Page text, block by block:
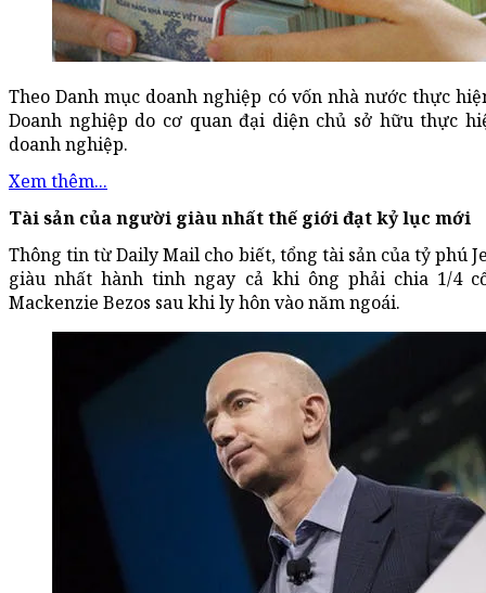
Theo Danh mục doanh nghiệp có vốn nhà nước thực
Doanh nghiệp do cơ quan đại diện chủ sở hữu thực
doanh nghiệp.
Xem thêm...
Tài sản của người giàu nhất thế giới đạt kỷ lục mới
Thông tin từ Daily Mail cho biết, tổng tài sản của tỷ phú
giàu nhất hành tinh ngay cả khi ông phải chia 1/4
Mackenzie Bezos sau khi ly hôn vào năm ngoái.